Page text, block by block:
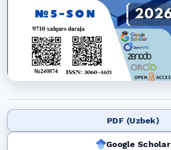
PDF (Uzbek)
Google Scholar